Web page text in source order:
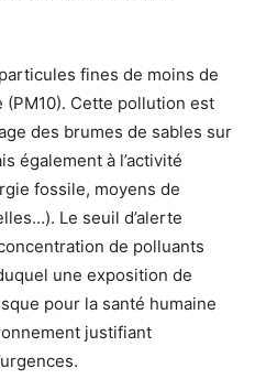
fines de moins de
Cette pollution est
des brumes de sables sur
également à l’activité
fossile, moyens de
Le seuil d’alerte
de polluants
une exposition de
pour la santé humaine
justifiant